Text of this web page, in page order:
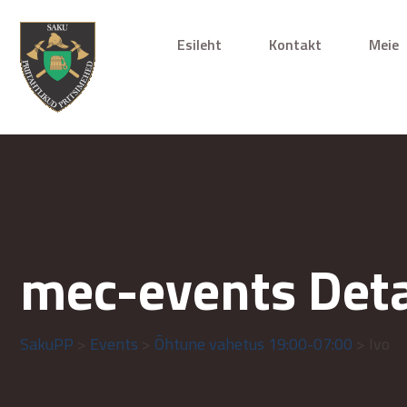
Esileht Kontakt Meie
mec-events
SakuPP Events Õhtune vahetus 19:00-07:00